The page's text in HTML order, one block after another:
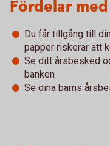
Fördelar
Du får tillgång till
papper riskerar att
Se ditt årsbesked
banken
Se dina barns